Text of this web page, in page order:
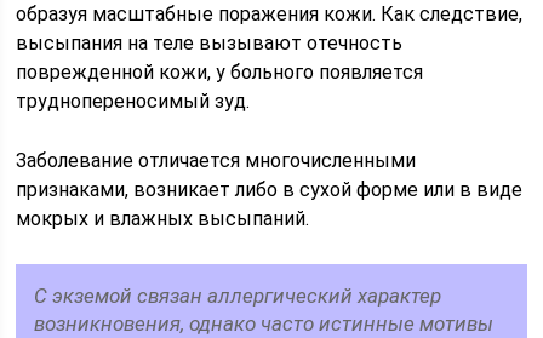
образуя масштабные поражения кожи. Как следствие,
высыпания на теле вызывают отечность
поврежденной кожи, у больного появляется
труднопереносимый зуд.
Заболевание отличается многочисленными
признаками, возникает либо в сухой форме или в виде
мокрых и влажных высыпаний.
С экземой связан аллергический характер
возникновения, однако часто истинные мотивы